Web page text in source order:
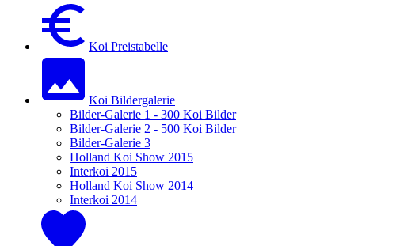
Koi Preistabelle
Koi Bildergalerie
Bilder-Galerie 1 - 300 Koi Bilder
Bilder-Galerie 2 - 500 Koi Bilder
Bilder-Galerie 3
Holland Koi Show 2015
Interkoi 2015
Holland Koi Show 2014
Interkoi 2014